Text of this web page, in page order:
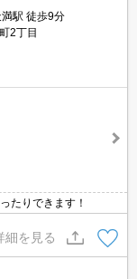
駅 徒歩9分
2丁目
たりできます！
細を見る